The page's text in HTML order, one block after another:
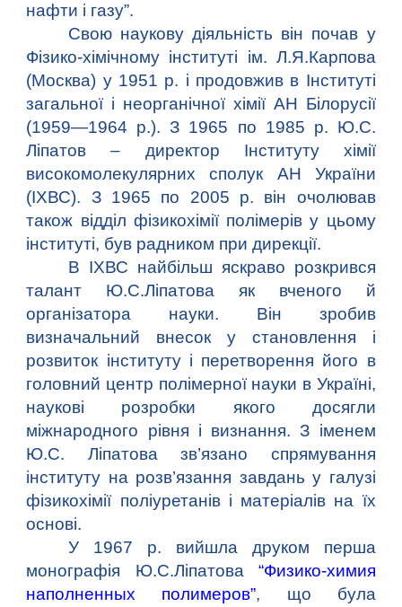
нафти і газу”.
Свою наукову діяльність він почав у
Фізико-хімічному інституті ім. Л.Я.Карпова
(Москва) у 1951 р. і продовжив в Інституті
загальної і неорганічної хімії АН Білорусії
(1959—1964 р.). З 1965 по 1985 р. Ю.С.
Ліпатов – директор Інституту хімії
високомолекулярних сполук АН України
(ІХВС). З 1965 по 2005 р. він очолював
також відділ фізикохімії полімерів у цьому
інституті, був радником при дирекції.
В ІХВС найбільш яскраво розкрився
талант Ю.С.Ліпатова як вченого й
організатора науки. Він зробив
визначальний внесок у становлення і
розвиток інституту і перетворення його в
головний центр полімерної науки в Україні,
наукові розробки якого досягли
міжнародного рівня і визнання. З іменем
Ю.С. Ліпатова зв’язано спрямування
інституту на розв’язання завдань у галузі
фізикохімії поліуретанів і матеріалів на їх
основі.
У 1967 р. вийшла друком перша
монографія Ю.С.Ліпатова “Физико-химия
наполненных полимеров”, що була